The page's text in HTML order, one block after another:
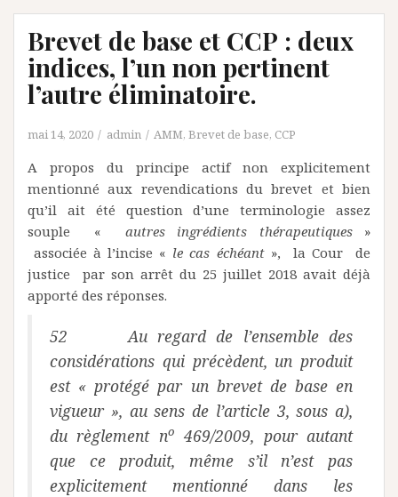
Brevet de base et CCP : deux
indices, l’un non pertinent
l’autre éliminatoire.
mai 14, 2020 admin AMM, Brevet de base, CCP
A propos du principe actif non explicitement
mentionné aux revendications du brevet et bien
qu’il ait été question d’une terminologie assez
souple « autres ingrédients thérapeutiques »
associée à l’incise « le cas échéant », la Cour de
justice par son arrêt du 25 juillet 2018 avait déjà
apporté des réponses.
52 Au regard de l’ensemble des
considérations qui précèdent, un produit
est « protégé par un brevet de base en
vigueur », au sens de l’article 3, sous a),
du règlement no
469/2009, pour autant
que ce produit, même s’il n’est pas
explicitement mentionné dans les